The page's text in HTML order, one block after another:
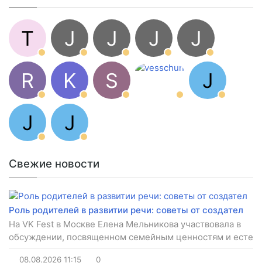
T J J J
J
R
K S
J
J
J
Свежие новости
Роль родителей в развитии речи: советы от создател
На VK Fest в Москве Елена Мельникова участвовала в
обсуждении, посвященном семейным ценностям и есте
08.08.2026 11:15 0